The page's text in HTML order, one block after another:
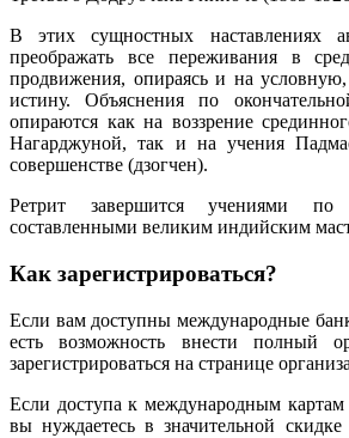
В этих сущностных наставлениях
преображать все переживания в
продвижения, опираясь и на
истину. Объяснения по
опираются как на воззрение
Нагарджуной, так и на учения
совершенстве (дзогчен).
Ретрит завершится учениями по
составленными великим индийским
Как зарегистрироваться?
Если вам доступны международные
есть возможность внести полный
зарегистрироваться на странице
Если доступа к международным
вы нуждаетесь в значительной